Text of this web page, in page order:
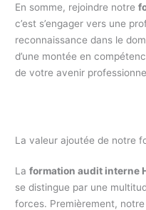
En somme, rejoindre notre
c’est s’engager vers une
reconnaissance dans le
d’une montée en
de votre avenir
La valeur ajoutée de notre
Laformation audit interne
se distingue par une
forces. Premièrement, notre